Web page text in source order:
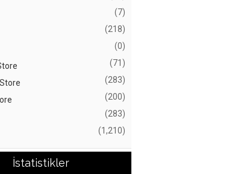
(7)
(218)
(0)
(71)
(283)
(200)
(283)
(1,210)
İstatistikler